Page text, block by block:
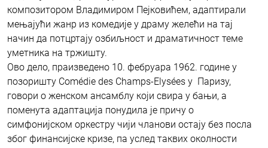
композитором Владимиром Пејковићем, адаптирали
мењајући жанр из комедије у драму желећи на тај
начин да потцртају озбиљност и драматичност теме
уметника на тржишту.
Ово дело, праизведено 10. фебруара 1962. године у
позоришту Comédie des Champs-Elysées у Паризу,
говори о женском ансамблу који свира у бањи, а
поменута адаптација понудила је причу о
симфонијском оркестру чији чланови остају без посла
због финансијске кризе, па услед таквих околности